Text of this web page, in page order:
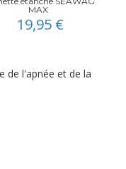
MAX
19,95 €
de l'apnée et de la